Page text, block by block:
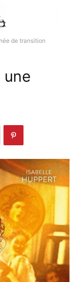
de transition
une